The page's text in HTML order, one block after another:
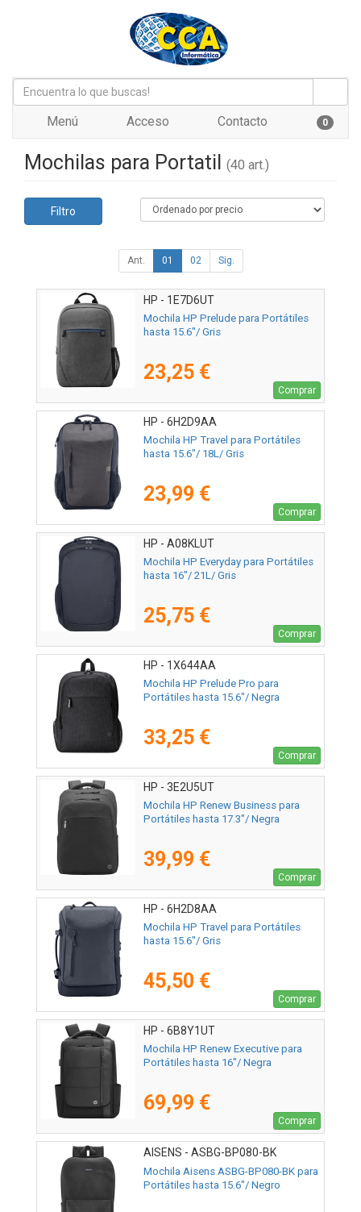
Menú Acceso Contacto 0
Mochilas para Portatil (40 art.)
Filtro
Ant. 01 02 Sig.
HP - 1E7D6UT
Mochila HP Prelude para Portátiles
hasta 15.6"/ Gris
23,25 €
Comprar
HP - 6H2D9AA
Mochila HP Travel para Portátiles
hasta 15.6"/ 18L/ Gris
23,99 €
Comprar
HP - A08KLUT
Mochila HP Everyday para Portátiles
hasta 16"/ 21L/ Gris
25,75 €
Comprar
HP - 1X644AA
Mochila HP Prelude Pro para
Portátiles hasta 15.6"/ Negra
33,25 €
Comprar
HP - 3E2U5UT
Mochila HP Renew Business para
Portátiles hasta 17.3"/ Negra
39,99 €
Comprar
HP - 6H2D8AA
Mochila HP Travel para Portátiles
hasta 15.6"/ Gris
45,50 €
Comprar
HP - 6B8Y1UT
Mochila HP Renew Executive para
Portátiles hasta 16"/ Negra
69,99 €
Comprar
AISENS - ASBG-BP080-BK
Mochila Aisens ASBG-BP080-BK para
Portátiles hasta 15.6"/ Negro